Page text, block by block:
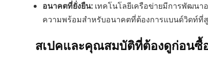
อนาคตที่ยั่งยืน: เทคโนโลยีเครือข่ายมีการพัฒนา
ความพร้อมสำหรับอนาคตที่ต้องการแบนด์วิดท์ที่สู
สเปคและคุณสมบัติที่ต้องดูก่อนซื้